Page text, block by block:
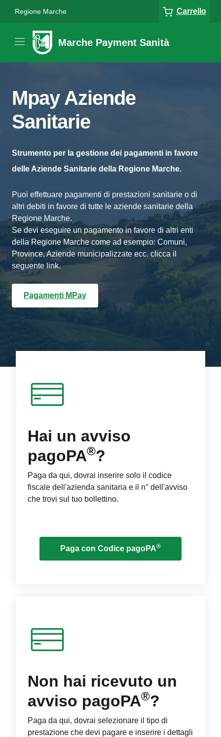
Regione Marche Carrello
Marche Payment Sanità
Mpay Aziende
Sanitarie
Strumento per la gestione dei pagamenti in favore
delle Aziende Sanitarie della Regione Marche.
Puoi effettuare pagamenti di prestazioni sanitarie o di
altri debiti in favore di tutte le aziende sanitarie della
Regione Marche.
Se devi eseguire un pagamento in favore di altri enti
della Regione Marche come ad esempio: Comuni,
Province, Aziende municipalizzate ecc. clicca il
seguente link.
Pagamenti MPay
Hai un avviso
pagoPA®?
Paga da qui, dovrai inserire solo il codice
fiscale dell'azienda sanitaria e il n° dell'avviso
che trovi sul tuo bollettino.
Paga con Codice pagoPA®
Non hai ricevuto un
avviso pagoPA®?
Paga da qui, dovrai selezionare il tipo di
prestazione che devi pagare e inserire i dettagli